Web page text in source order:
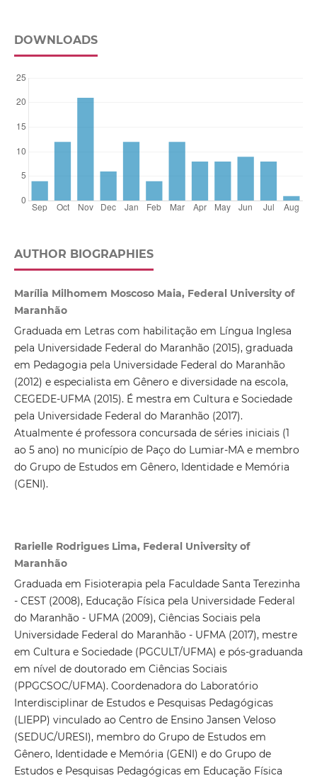
DOWNLOADS
AUTHOR BIOGRAPHIES
Marília Milhomem Moscoso Maia, Federal University of
Maranhão
Graduada em Letras com habilitação em Língua Inglesa
pela Universidade Federal do Maranhão (2015), graduada
em Pedagogia pela Universidade Federal do Maranhão
(2012) e especialista em Gênero e diversidade na escola,
CEGEDE-UFMA (2015). É mestra em Cultura e Sociedade
pela Universidade Federal do Maranhão (2017).
Atualmente é professora concursada de séries iniciais (1
ao 5 ano) no município de Paço do Lumiar-MA e membro
do Grupo de Estudos em Gênero, Identidade e Memória
(GENI).
Rarielle Rodrigues Lima, Federal University of
Maranhão
Graduada em Fisioterapia pela Faculdade Santa Terezinha
- CEST (2008), Educação Física pela Universidade Federal
do Maranhão - UFMA (2009), Ciências Sociais pela
Universidade Federal do Maranhão - UFMA (2017), mestre
em Cultura e Sociedade (PGCULT/UFMA) e pós-graduanda
em nível de doutorado em Ciências Sociais
(PPGCSOC/UFMA). Coordenadora do Laboratório
Interdisciplinar de Estudos e Pesquisas Pedagógicas
(LIEPP) vinculado ao Centro de Ensino Jansen Veloso
(SEDUC/URESI), membro do Grupo de Estudos em
Gênero, Identidade e Memória (GENI) e do Grupo de
Estudos e Pesquisas Pedagógicas em Educação Física